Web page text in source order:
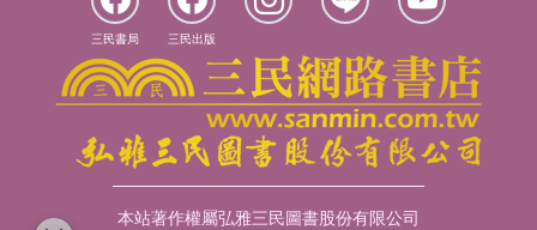
三民書局 三民出版
本站著作權屬弘雅三民圖書股份有限公司